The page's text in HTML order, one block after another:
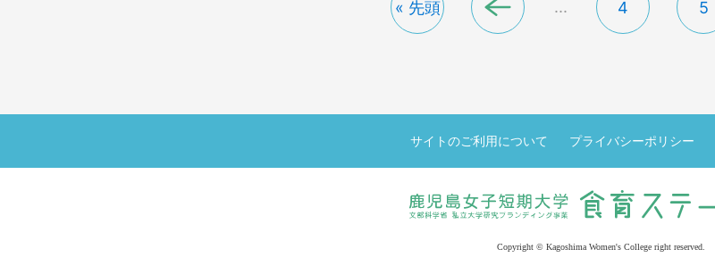
« 先頭 ... 4 5
サイトのご利用について プライバシーポリシー
Copyright © Kagoshima Women's College right reserved.